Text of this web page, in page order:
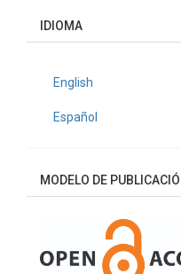
IDIOMA
English
Español
MODELO DE